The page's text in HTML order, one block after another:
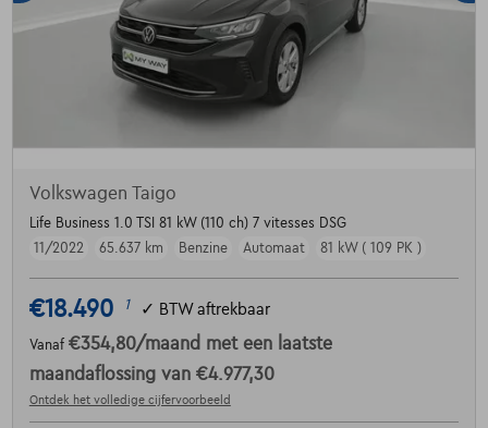
Volkswagen Taigo
Life Business 1.0 TSI 81 kW (110 ch) 7 vitesses DSG
11/2022
65.637 km Benzine Automaat 81 kW ( 109 PK )
€18.490 1 ✓ BTW aftrekbaar
Vanaf €354,80/maand met een laatste
maandaflossing van €4.977,30
Ontdek het volledige cijfervoorbeeld